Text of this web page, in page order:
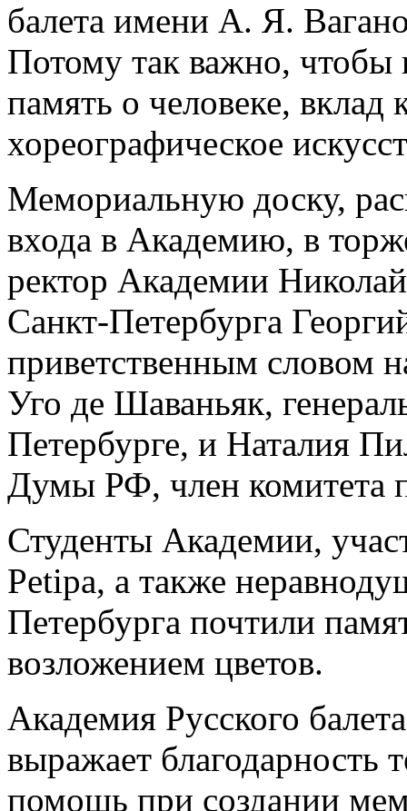
балета имени А. Я.
Потому так важно, чтобы
память о человеке, вклад
хореографическое
Мемориальную доску,
входа в Академию, в
ректор Академии
Санкт-Петербурга
приветственным словом
Уго де Шаваньяк,
Петербурге, и Наталия
Думы РФ, член комитета
Студенты Академии,
Petipa, а также
Петербурга почтили
возложением цветов.
Академия Русского
выражает благодарность
помощь при создании